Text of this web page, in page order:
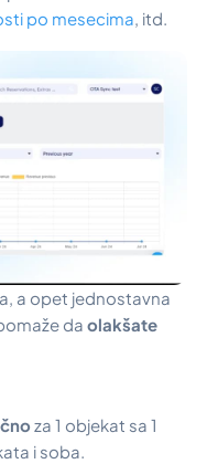
po mesecima, itd.
a opet jednostavna
da olakšate
za 1 objekat sa 1
i soba.